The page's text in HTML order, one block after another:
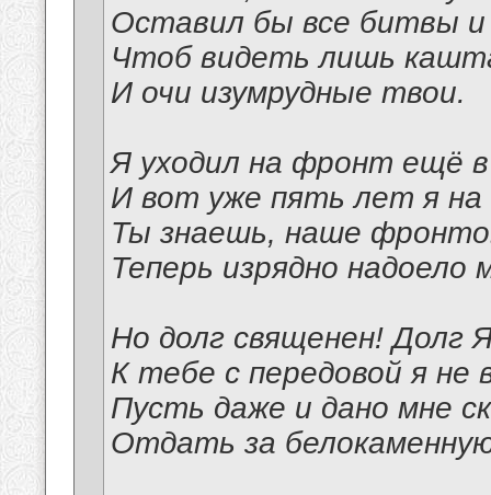
Оставил бы все битвы и
Чтоб видеть лишь
И очи изумрудные твои.
Я уходил на фронт ещё
И вот уже пять лет я на
Ты знаешь, наше
Теперь изрядно надоело
Но долг священен! Долг
К тебе с передовой я не
Пусть даже и дано мне
Отдать за